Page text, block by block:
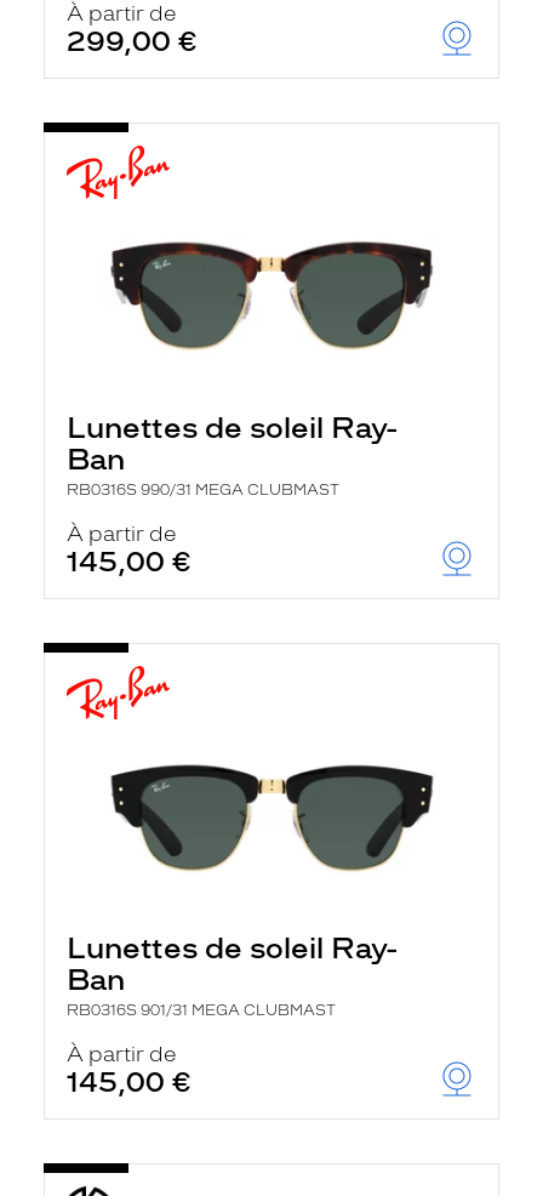
À partir de
299,00 €
Lunettes de soleil Ray-
Ban
RB0316S 990/31 MEGA CLUBMAST
À partir de
145,00 €
Lunettes de soleil Ray-
Ban
RB0316S 901/31 MEGA CLUBMAST
À partir de
145,00 €